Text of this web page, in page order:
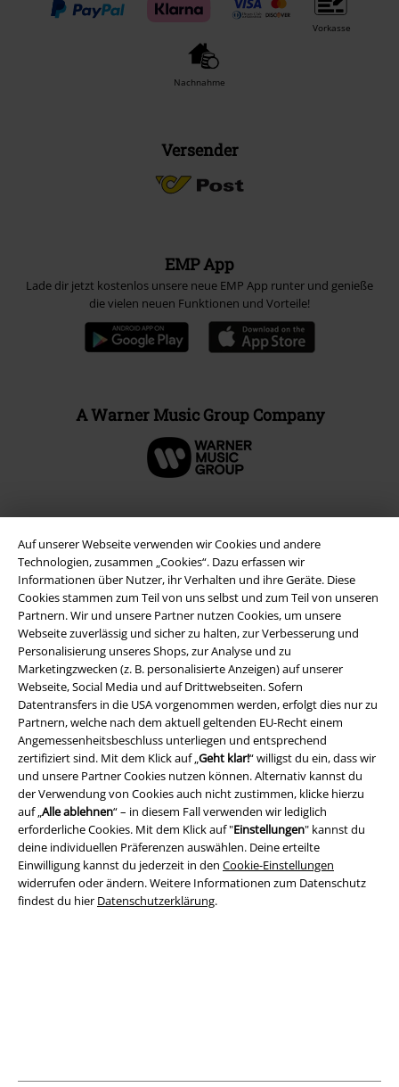
Auf unserer Webseite verwenden wir Cookies und andere
Technologien, zusammen „Cookies“. Dazu erfassen wir
Informationen über Nutzer, ihr Verhalten und ihre Geräte. Diese
Cookies stammen zum Teil von uns selbst und zum Teil von unseren
Partnern. Wir und unsere Partner nutzen Cookies, um unsere
Webseite zuverlässig und sicher zu halten, zur Verbesserung und
Personalisierung unseres Shops, zur Analyse und zu
Marketingzwecken (z. B. personalisierte Anzeigen) auf unserer
Webseite, Social Media und auf Drittwebseiten. Sofern
Datentransfers in die USA vorgenommen werden, erfolgt dies nur zu
Partnern, welche nach dem aktuell geltenden EU-Recht einem
Angemessenheitsbeschluss unterliegen und entsprechend
zertifiziert sind. Mit dem Klick auf „Geht klar!“ willigst du ein, dass wir
und unsere Partner Cookies nutzen können. Alternativ kannst du
der Verwendung von Cookies auch nicht zustimmen, klicke hierzu
auf „Alle ablehnen“ – in diesem Fall verwenden wir lediglich
erforderliche Cookies. Mit dem Klick auf "Einstellungen" kannst du
deine individuellen Präferenzen auswählen. Deine erteilte
Einwilligung kannst du jederzeit in den Cookie-Einstellungen
widerrufen oder ändern. Weitere Informationen zum Datenschutz
findest du hier Datenschutzerklärung.
Vorkasse
Nachnahme
Versender
EMP App
Lade dir jetzt kostenlos unsere neue EMP App runter und genieße
die vielen neuen Funktionen und Vorteile!
A Warner Music Group Company
Rechtliches
AGB
Impressum
Datenschutz
Entsorgung und Umweltschutz
Konformitätserklärung
Information zur Barrierefreiheit